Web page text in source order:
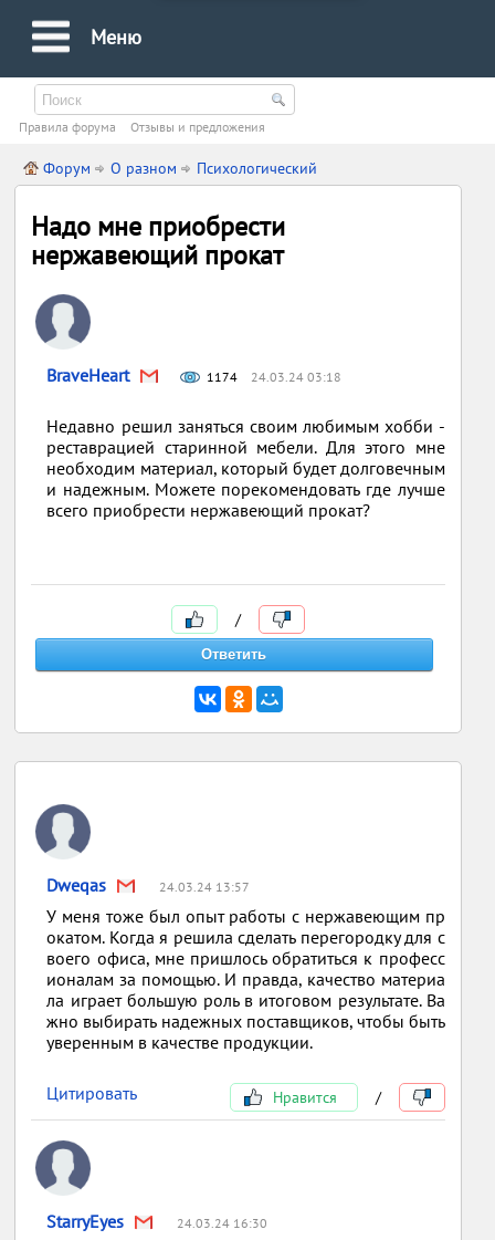
Меню
Правила форума Oтзывы и предложения
Форум О разном Психологический
Надо мне приобрести
нержавеющий прокат
BraveHeart 1174 24.03.24 03:18
Недавно решил заняться своим любимым хобби -
реставрацией старинной мебели. Для этого мне
необходим материал, который будет долговечным
и надежным. Можете порекомендовать где лучше
всего приобрести нержавеющий прокат?
/
Dweqas 24.03.24 13:57
У меня тоже был опыт работы с нержавеющим пр
окатом. Когда я решила сделать перегородку для с
воего офиса, мне пришлось обратиться к професс
ионалам за помощью. И правда, качество материа
ла играет большую роль в итоговом результате. Ва
жно выбирать надежных поставщиков, чтобы быть
уверенным в качестве продукции.
Цитировать Нравится /
StarryEyes 24.03.24 16:30